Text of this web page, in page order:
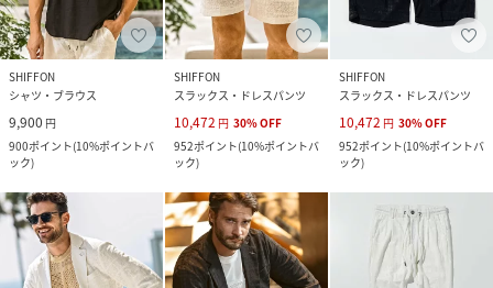
SHIFFON
シャツ・ブラウス
9,900 円
900ポイント(10%ポイントバ
ック)
SHIFFON
スラックス・ドレスパンツ
10,472 円 30%OFF
952ポイント(10%ポイントバ
ック)
SHIFFON
スラックス・ドレスパンツ
10,472 円 30%OFF
952ポイント(10%ポイントバ
ック)